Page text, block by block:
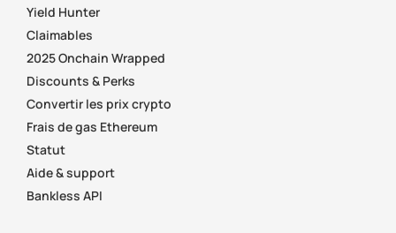
Yield Hunter
Claimables
2025 Onchain Wrapped
Discounts & Perks
Convertir les prix crypto
Frais de gas Ethereum
Statut
Aide & support
Bankless API